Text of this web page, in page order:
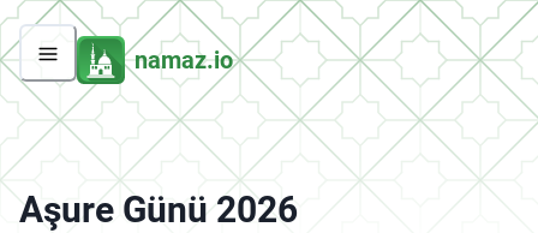
namaz.io
Aşure Günü 2026